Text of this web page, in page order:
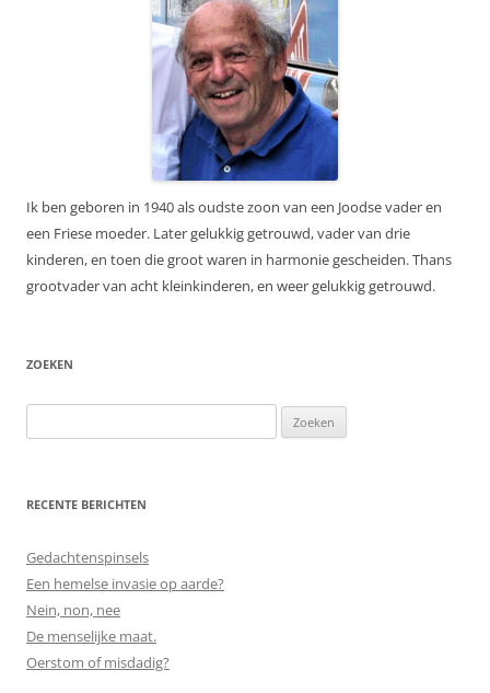
Ik ben geboren in 1940 als oudste zoon van een Joodse vader en
een Friese moeder. Later gelukkig getrouwd, vader van drie
kinderen, en toen die groot waren in harmonie gescheiden. Thans
grootvader van acht kleinkinderen, en weer gelukkig getrouwd.
ZOEKEN
naar:
RECENTE BERICHTEN
Gedachtenspinsels
Een hemelse invasie op aarde?
Nein, non, nee
De menselijke maat.
Oerstom of misdadig?